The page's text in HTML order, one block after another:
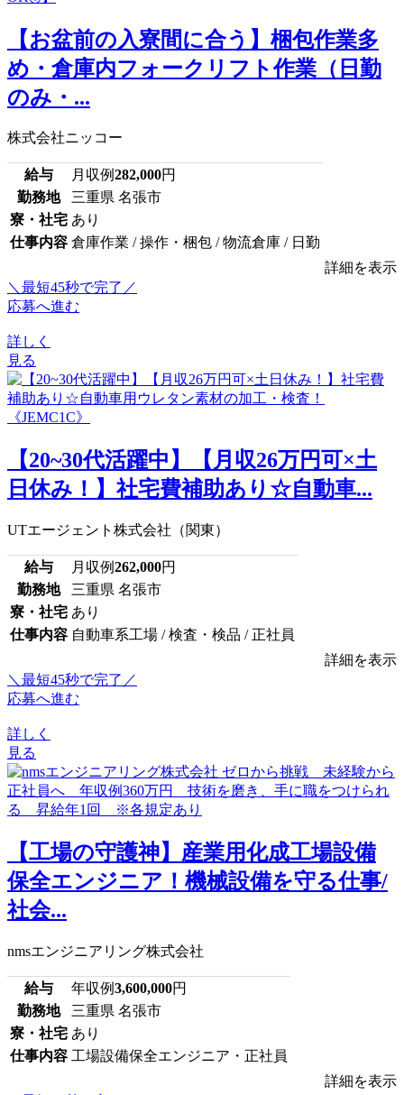
【お盆前の入寮間に合う】梱包作業多
め・倉庫内フォークリフト作業（日勤
のみ・...
株式会社ニッコー
給与 月収例282,000円
勤務地
三重県 名張市
寮・社宅 あり
仕事内容 倉庫作業 / 操作・梱包 / 物流倉庫 / 日勤
詳細を表示
＼最短45秒で完了／
応募へ進む
詳しく
見る
【20~30代活躍中】【月収26万円可×土
日休み！】社宅費補助あり☆自動車...
UTエージェント株式会社（関東）
給与 月収例262,000円
勤務地
三重県 名張市
寮・社宅 あり
仕事内容 自動車系工場 / 検査・検品 / 正社員
詳細を表示
＼最短45秒で完了／
応募へ進む
詳しく
見る
【工場の守護神】産業用化成工場設備
保全エンジニア！機械設備を守る仕事/
社会...
nmsエンジニアリング株式会社
給与 年収例3,600,000円
勤務地
三重県 名張市
寮・社宅 あり
仕事内容 工場設備保全エンジニア・正社員
詳細を表示